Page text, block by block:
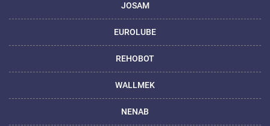
JOSAM
EUROLUBE
REHOBOT
WALLMEK
NENAB